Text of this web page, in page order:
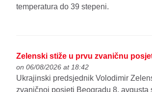
temperatura do 39 stepeni.
Zelenski stiže u prvu zvaničnu
on 06/08/2026 at 18:42
Ukrajinski predsjednik Volodimir
zvaničnoj posjeti Beogradu 8. avgusta